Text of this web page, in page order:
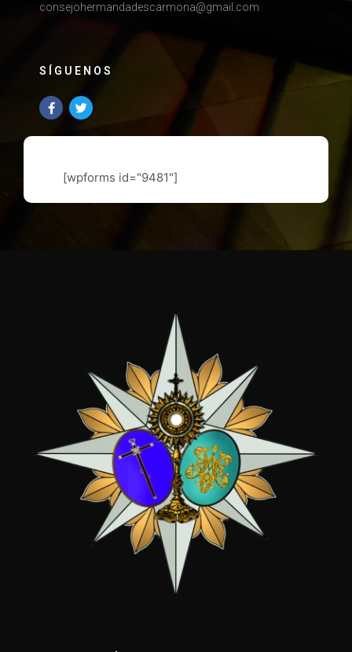
consejohermandadescarmona@gmail.com
SÍGUENOS
[wpforms id="9481"]